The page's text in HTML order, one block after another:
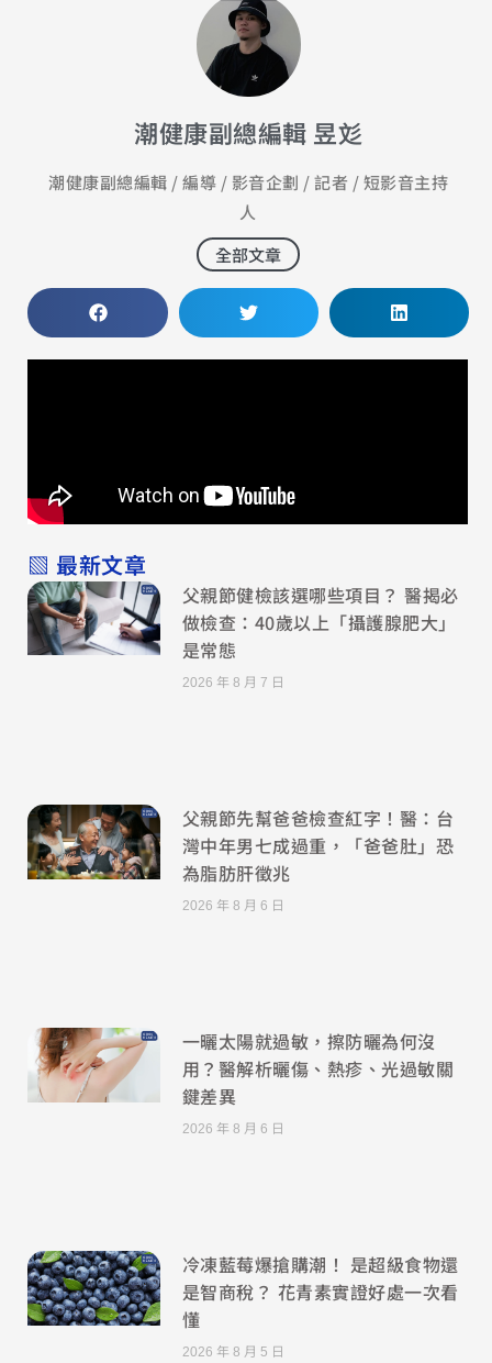
潮健康副總編輯 昱彣
潮健康副總編輯 / 編導 / 影音企劃 / 記者 / 短影音主持
人
全部文章
▧ 最新文章
父親節健檢該選哪些項目？ 醫揭必
做檢查：40歲以上「攝護腺肥大」
是常態
2026 年 8 月 7 日
父親節先幫爸爸檢查紅字！醫：台
灣中年男七成過重，「爸爸肚」恐
為脂肪肝徵兆
2026 年 8 月 6 日
一曬太陽就過敏，擦防曬為何沒
用？醫解析曬傷、熱疹、光過敏關
鍵差異
2026 年 8 月 6 日
冷凍藍莓爆搶購潮！ 是超級食物還
是智商稅？ 花青素實證好處一次看
懂
2026 年 8 月 5 日